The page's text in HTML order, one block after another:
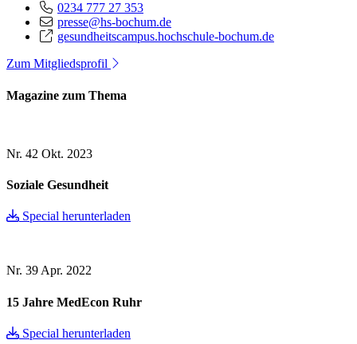
0234 777 27 353
presse@hs-bochum.de
gesundheitscampus.hochschule-bochum.de
Zum Mitgliedsprofil
Magazine zum Thema
Nr. 42 Okt. 2023
Soziale Gesundheit
Special herunterladen
Nr. 39Apr. 2022
15 Jahre MedEcon Ruhr
Special herunterladen